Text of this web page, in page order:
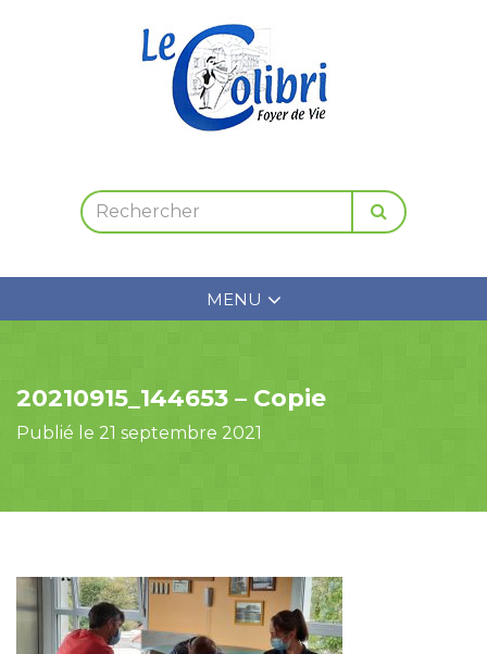
MENU
20210915_144653 – Copie
Publié le 21 septembre 2021